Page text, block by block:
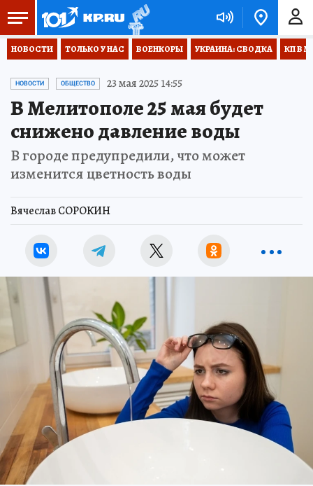
НОВОСТИ ТОЛЬКО У НАС ВОЕНКОРЫ УКРАИНА: СВОДКА КП В
НОВОСТИ ОБЩЕСТВО 23 мая 2025 14:55
В Мелитополе 25 мая будет
снижено давление воды
В городе предупредили, что может
изменится цветность воды
Вячеслав СОРОКИН